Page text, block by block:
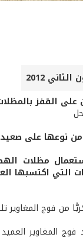
نوعها على صعيد
مظلات
التي
12 عسكريًّا من
فوج المغاوير